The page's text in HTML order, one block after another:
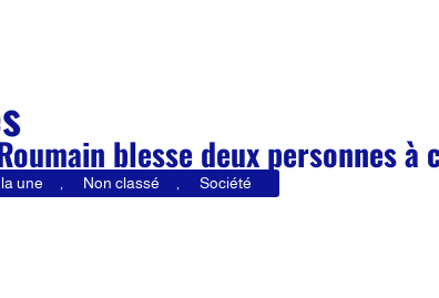
blesse deux personnes
une Non classé Société